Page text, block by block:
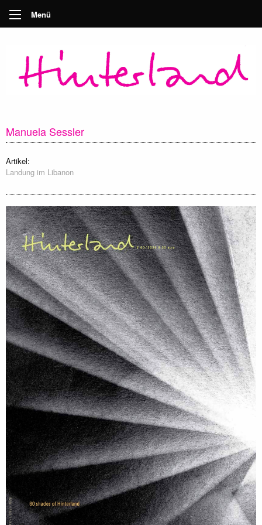
Menü
Manuela Sessler
Artikel:
Landung im Libanon